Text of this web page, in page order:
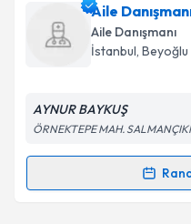
Aile Danışmanı
talebi oluşturun. Size
için bir takvim
Kişisel verilerimin
Aile
Aile Danışmanı
İstanbul, Beyoğlu
AYNUR BAYKUŞ
ÖRNEKTEPE MAH.
Randevu Takvimi